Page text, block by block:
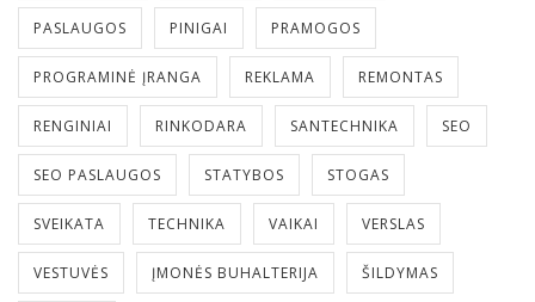
PASLAUGOS PINIGAI PRAMOGOS
PROGRAMINĖ ĮRANGA REKLAMA REMONTAS
RENGINIAI RINKODARA SANTECHNIKA SEO
SEO PASLAUGOS STATYBOS STOGAS
SVEIKATA TECHNIKA VAIKAI VERSLAS
VESTUVĖS ĮMONĖS BUHALTERIJA ŠILDYMAS